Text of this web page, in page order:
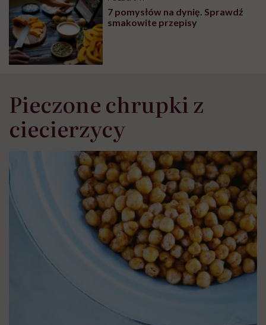
głupota i brak
wyobraźni"
7 pomysłów na dynię. Sprawdź
smakowite przepisy
Pieczone chrupki z
ciecierzycy